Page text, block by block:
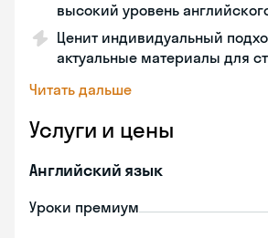
высокий уровень
Ценит индивидуальный
актуальные материалы для
Читать дальше
Услуги и цены
Английский язык
Уроки премиум